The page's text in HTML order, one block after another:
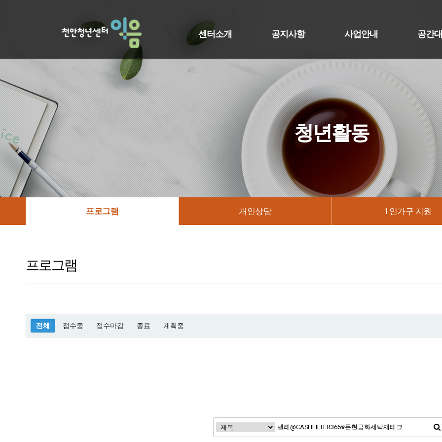
센터소개 공지사항 사업안내 공간
청년활동
프로그램 개인상담 1인가구 지원
프로그램
전체 접수중 접수마감 종료 계획중